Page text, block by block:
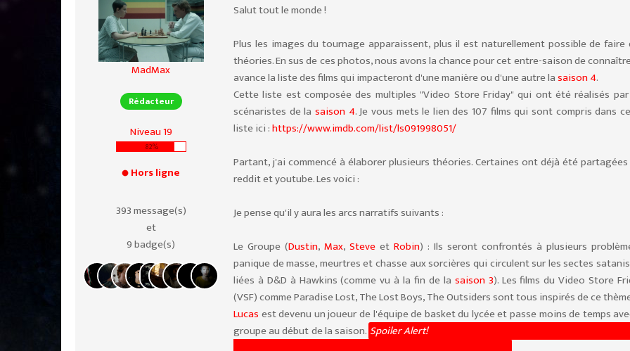
MadMax
Rédacteur
Niveau 19
82%
Hors ligne
393 message(s)
et
9 badge(s)
Salut tout le monde !
Plus les images du tournage apparaissent, plus il est naturellement possible de faire
théories. En sus de ces photos, nous avons la chance pour cet entre-saison de
avance la liste des films qui impacteront d'une manière ou d'une autre lasaison 4.
Cette liste est composée des multiples "Video Store Friday" qui ont été réalisés
scénaristes de la saison 4. Je vous mets le lien des 107 films qui sont compris dans
liste ici :https://www.imdb.com/list/ls091998051/
Partant, j'ai commencé à élaborer plusieurs théories. Certaines ont déjà été
reddit et youtube. Les voici :
Je pense qu'il y aura les arcs narratifs suivants :
Le Groupe (Dustin, Max, Steve et Robin) : Ils seront confrontés à plusieurs
panique de masse, meurtres et chasse aux sorcières qui circulent sur les sectes
liées à D&D à Hawkins (comme vu à la fin de la saison 3). Les films du Video Store
(VSF) comme Paradise Lost, The Lost Boys, The Outsiders sont tous inspirés de ce
Lucas est devenu un joueur de l'équipe de basket du lycée et passe moins de temps
groupe au début de la saison.